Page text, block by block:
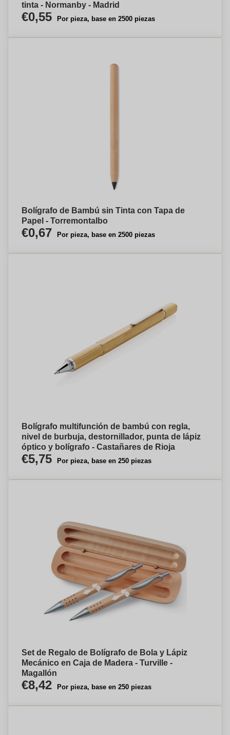
tinta - Normanby - Madrid
€0,55 Por pieza, base en 2500 piezas
Bolígrafo de Bambú sin Tinta con Tapa de
Papel - Torremontalbo
€0,67 Por pieza, base en 2500 piezas
Bolígrafo multifunción de bambú con regla,
nivel de burbuja, destornillador, punta de lápiz
óptico y bolígrafo - Castañares de Rioja
€5,75 Por pieza, base en 250 piezas
Set de Regalo de Bolígrafo de Bola y Lápiz
Mecánico en Caja de Madera - Turville -
Magallón
€8,42 Por pieza, base en 250 piezas